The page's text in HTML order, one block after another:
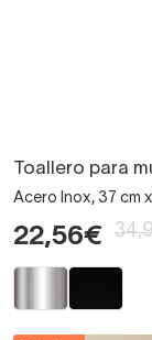
Toallero para
Acero Inox, 37 cm
22,56€